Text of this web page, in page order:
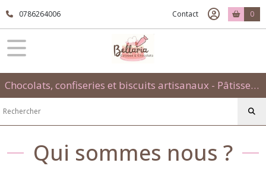
0786264006 Contact 0
Chocolats, confiseries et biscuits artisanaux - Pâtisseries évènementielles et traditionnelles
Qui sommes nous ?